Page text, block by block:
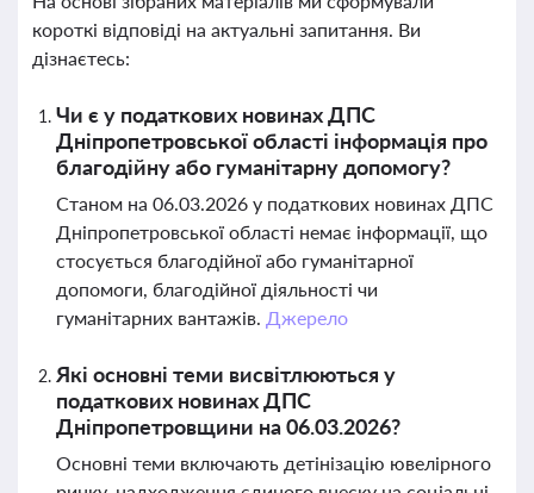
короткі відповіді на актуальні запитання. Ви
дізнаєтесь:
Чи є у податкових новинах ДПС
Дніпропетровської області інформація про
благодійну або гуманітарну допомогу?
Станом на 06.03.2026 у податкових новинах ДПС
Дніпропетровської області немає інформації, що
стосується благодійної або гуманітарної
допомоги, благодійної діяльності чи
гуманітарних вантажів. Джерело
Які основні теми висвітлюються у
податкових новинах ДПС
Дніпропетровщини на 06.03.2026?
Основні теми включають детінізацію ювелірного